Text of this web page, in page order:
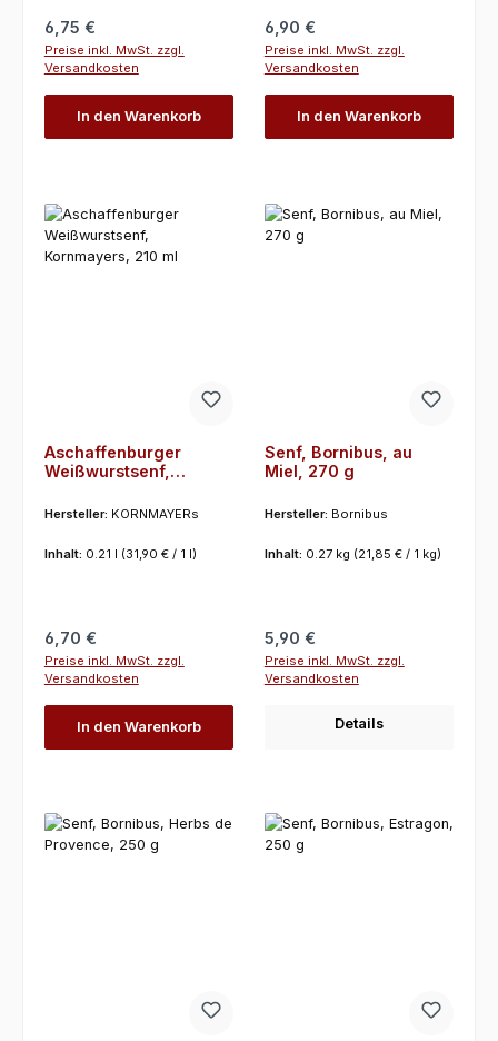
Regulärer Preis:
6,75 €
Preise inkl. MwSt. zzgl.
Versandkosten
In den Warenkorb
Regulärer Preis:
6,90 €
Preise inkl. MwSt. zzgl.
Versandkosten
In den Warenkorb
Aschaffenburger
Weißwurstsenf,
Hersteller: KORNMAYERs
Inhalt: 0.21 l (31,90 € / 1 l)
Regulärer Preis:
6,70 €
Preise inkl. MwSt. zzgl.
Versandkosten
In den Warenkorb
Senf, Bornibus, au
Miel, 270 g
Hersteller: Bornibus
Inhalt: 0.27 kg (21,85 € / 1 kg)
Regulärer Preis:
5,90 €
Preise inkl. MwSt. zzgl.
Versandkosten
Details